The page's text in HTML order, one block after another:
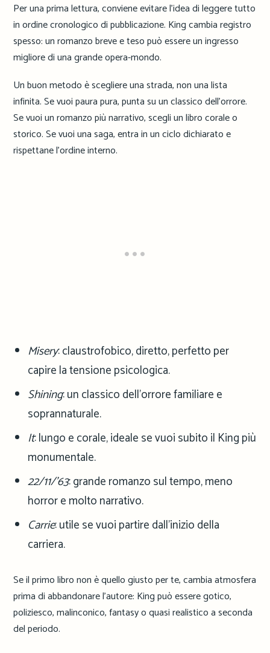
Per una prima lettura, conviene evitare l’idea di leggere tutto
in ordine cronologico di pubblicazione. King cambia registro
spesso: un romanzo breve e teso può essere un ingresso
migliore di una grande opera-mondo.
Un buon metodo è scegliere una strada, non una lista
infinita. Se vuoi paura pura, punta su un classico dell’orrore.
Se vuoi un romanzo più narrativo, scegli un libro corale o
storico. Se vuoi una saga, entra in un ciclo dichiarato e
rispettane l’ordine interno.
Misery: claustrofobico, diretto, perfetto per
capire la tensione psicologica.
Shining: un classico dell’orrore familiare e
soprannaturale.
It: lungo e corale, ideale se vuoi subito il King più
monumentale.
22/11/’63: grande romanzo sul tempo, meno
horror e molto narrativo.
Carrie: utile se vuoi partire dall’inizio della
carriera.
Se il primo libro non è quello giusto per te, cambia atmosfera
prima di abbandonare l’autore: King può essere gotico,
poliziesco, malinconico, fantasy o quasi realistico a seconda
del periodo.